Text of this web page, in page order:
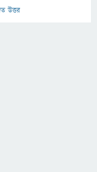
উত্তর